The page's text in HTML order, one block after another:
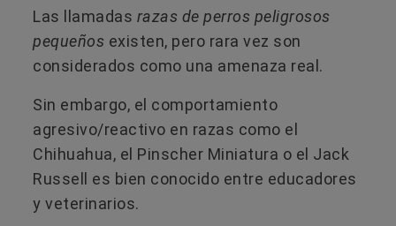
Las llamadas razas de perros peligrosos
pequeños existen, pero rara vez son
considerados como una amenaza real.
Sin embargo, el comportamiento
agresivo/reactivo en razas como el
Chihuahua, el Pinscher Miniatura o el Jack
Russell es bien conocido entre educadores
y veterinarios.